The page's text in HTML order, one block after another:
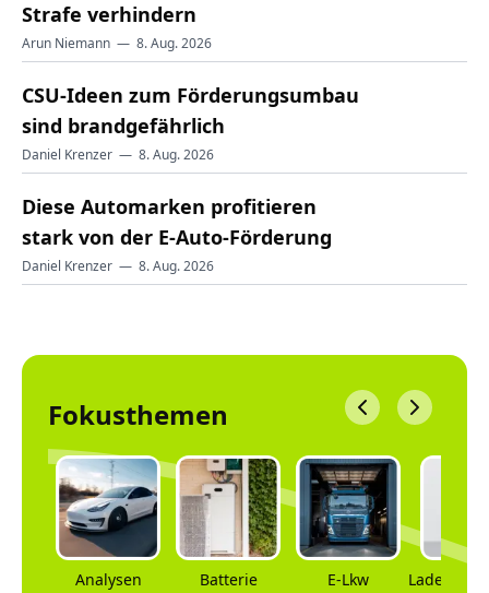
Strafe verhindern
Arun Niemann — 8. Aug. 2026
CSU-Ideen zum Förderungsumbau
sind brandgefährlich
Daniel Krenzer — 8. Aug. 2026
Diese Automarken profitieren
stark von der E-Auto-Förderung
Daniel Krenzer — 8. Aug. 2026
Fokusthemen
Analysen Batterie E-Lkw